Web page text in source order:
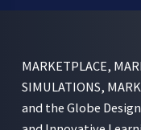
MARKETPLACE,
SIMULATIONS,
and the Globe